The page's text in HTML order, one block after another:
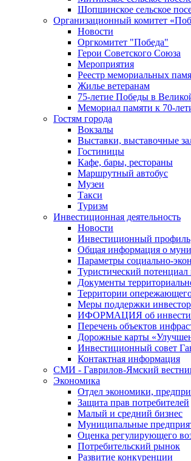
Шопшинское сельское
Организационный комитет
Новости
Оргкомитет "Победа"
Герои Советского Союза
Мероприятия
Реестр мемориальных
Жилье ветеранам
75-летие Победы в
Мемориал памяти к 70-
Гостям города
Вокзалы
Выставки, выставочные
Гостиницы
Кафе, бары, рестораны
Маршрутный автобус
Музеи
Такси
Туризм
Инвестиционная деятельность
Новости
Инвестиционный профиль
Общая информация о
Параметры социально-
Туристический
Документы
Территории
Меры поддержки
ИФОРМАЦИЯ об
Перечень объектов
Дорожные карты
Инвестиционный совет
Контактная информация
СМИ - Гаврилов-Ямский
Экономика
Отдел экономики,
Защита прав потребителей
Малый и средний бизнес
Муниципальные
Оценка регулирующего
Потребительский рынок
Развитие конкуренции